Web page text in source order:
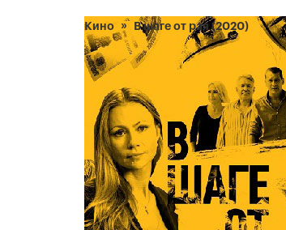
Кино В шаге от рая (2020)